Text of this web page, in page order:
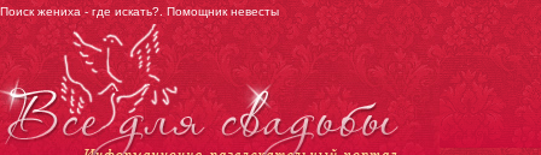
Поиск жениха - где искать?. Помощник невесты